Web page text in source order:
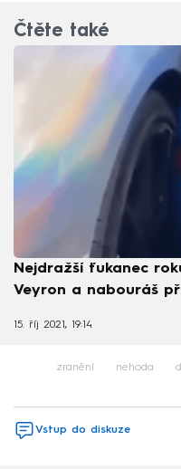
Čtěte také
Nejdražší ťukanec
Veyron a nabouráš
15. říj 2021, 19:14
zranění nehoda
Vstup do diskuze